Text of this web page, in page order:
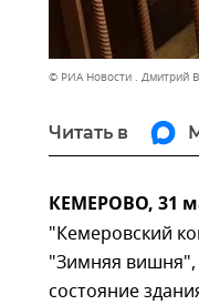
© РИА Новости . Дмитрий
Читать в
КЕМЕРОВО, 31
"Кемеровский
"Зимняя
состояние